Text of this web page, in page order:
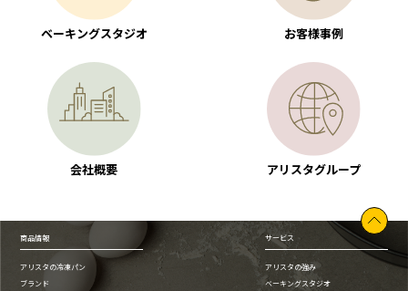
ベーキングスタジオ お客様事例
会社概要 アリスタグループ
商品情報
アリスタの冷凍パン
ブランド
サービス
アリスタの強み
ベーキングスタジオ